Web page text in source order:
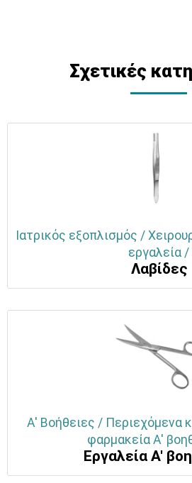
Σχετικές
Ιατρικός εξοπλισμός /
εργαλεία /
Λαβίδες
Α' Βοήθειες / Περιεχόμενα
φαρμακεία Α'
Εργαλεία Α'